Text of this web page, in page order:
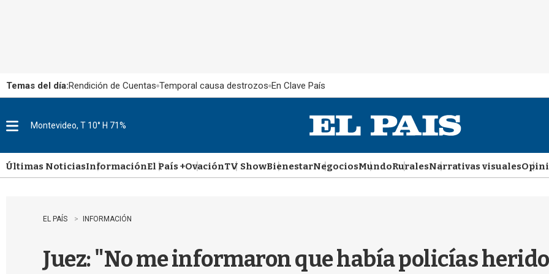
Temas del día:Rendición de Cuentas Temporal causa destrozos En Clave País
u
Montevideo, T 10° H 71%
Últimas NoticiasInformaciónEl País +OvaciónTV ShowBienestarNegociosMundoRuralesNarrativas visuales
EL PAÍS INFORMACIÓN
Juez: "No me informaron que había policías